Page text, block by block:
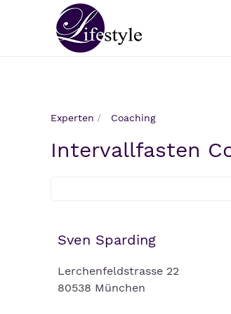
Experten Coaching
Intervallfasten
Sven Sparding
Lerchenfeldstrasse 22
80538 München